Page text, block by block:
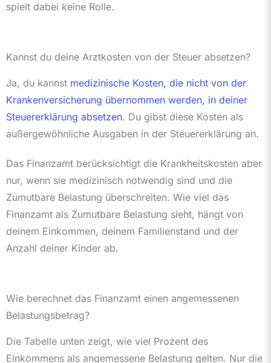
spielt dabei keine Rolle.
Kannst du deine Arztkosten von der Steuer absetzen?
Ja, du kannst medizinische Kosten, die nicht von der
Krankenversicherung übernommen werden, in deiner
Steuererklärung absetzen. Du gibst diese Kosten als
außergewöhnliche Ausgaben in der Steuererklärung an.
Das Finanzamt berücksichtigt die Krankheitskosten aber
nur, wenn sie medizinisch notwendig sind und die
Zumutbare Belastung überschreiten. Wie viel das
Finanzamt als Zumutbare Belastung sieht, hängt von
deinem Einkommen, deinem Familienstand und der
Anzahl deiner Kinder ab.
Wie berechnet das Finanzamt einen angemessenen
Belastungsbetrag?
Die Tabelle unten zeigt, wie viel Prozent des
Einkommens als angemessene Belastung gelten. Nur die